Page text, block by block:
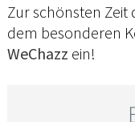
Zur schönsten Zeit
dem besonderen
WeChazz ein!